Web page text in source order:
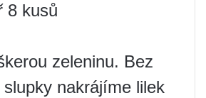
8 kusů
zeleninu. Bez
nakrájíme lilek